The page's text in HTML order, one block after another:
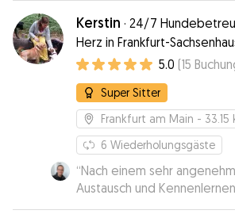
Kerstin · 24/7
Herz in Frankfurt-
5.0 (15
Super Sitter
Frankfurt am Main - 33.15
6 Wiederholungsgäste
“Nach einem sehr
Austausch und
unsere Chapa einen